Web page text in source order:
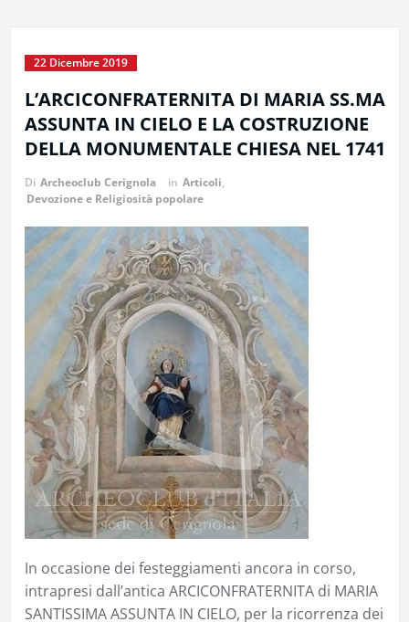
22 Dicembre 2019
L’ARCICONFRATERNITA DI MARIA SS.MA
ASSUNTA IN CIELO E LA COSTRUZIONE
DELLA MONUMENTALE CHIESA NEL 1741
Di Archeoclub Cerignola in Articoli,
Devozione e Religiosità popolare
In occasione dei festeggiamenti ancora in corso,
intrapresi dall’antica ARCICONFRATERNITA di MARIA
SANTISSIMA ASSUNTA IN CIELO, per la ricorrenza dei